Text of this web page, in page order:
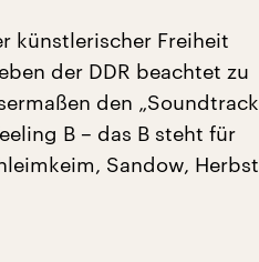
künstlerischer Freiheit
der DDR beachtet zu
den „Soundtrack
B – das B steht für
Sandow, Herbst